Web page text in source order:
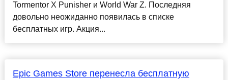
Tormentor X Punisher и World War Z. Последняя
довольно неожиданно появилась в списке
бесплатных игр. Акция...
Epic Games Store перенесла бесплатную